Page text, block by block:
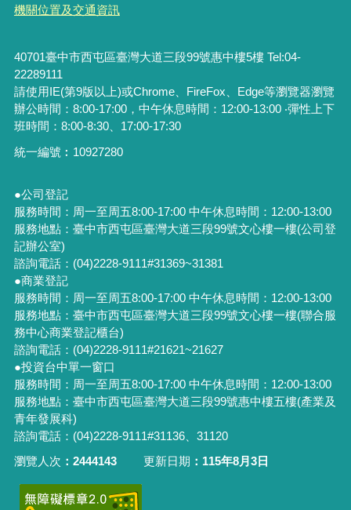
機關位置及交通資訊
40701臺中市西屯區臺灣大道三段99號惠中樓5樓 Tel:04-
22289111
請使用IE(第9版以上)或Chrome、FireFox、Edge等瀏覽器瀏覽
辦公時間：8:00-17:00，中午休息時間：12:00-13:00 ‧彈性上下
班時間：8:00-8:30、17:00-17:30
統一編號︰ 10927280
●公司登記
服務時間：周一至周五8:00-17:00 中午休息時間：12:00-13:00
服務地點：臺中市西屯區臺灣大道三段99號文心樓一樓(公司登
記辦公室)
諮詢電話：(04)2228-9111#31369~31381
●商業登記
服務時間：周一至周五8:00-17:00 中午休息時間：12:00-13:00
服務地點：臺中市西屯區臺灣大道三段99號文心樓一樓(聯合服
務中心商業登記櫃台)
諮詢電話：(04)2228-9111#21621~21627
●投資台中單一窗口
服務時間：周一至周五8:00-17:00 中午休息時間：12:00-13:00
服務地點：臺中市西屯區臺灣大道三段99號惠中樓五樓(產業及
青年發展科)
諮詢電話：(04)2228-9111#31136、31120
瀏覽人次
2444143 更新日期 115年8月3日